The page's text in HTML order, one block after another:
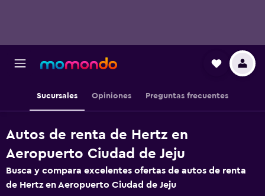
Sucursales Opiniones Preguntas frecuentes
Autos de renta de Hertz en
Aeropuerto Ciudad de Jeju
Busca y compara excelentes ofertas de autos de renta
de Hertz en Aeropuerto Ciudad de Jeju